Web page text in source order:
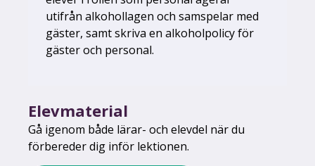
utifrån alkohollagen och samspelar med
gäster, samt skriva en alkoholpolicy för
gäster och personal.
Elevmaterial
Gå igenom både lärar- och elevdel när du
förbereder dig inför lektionen.